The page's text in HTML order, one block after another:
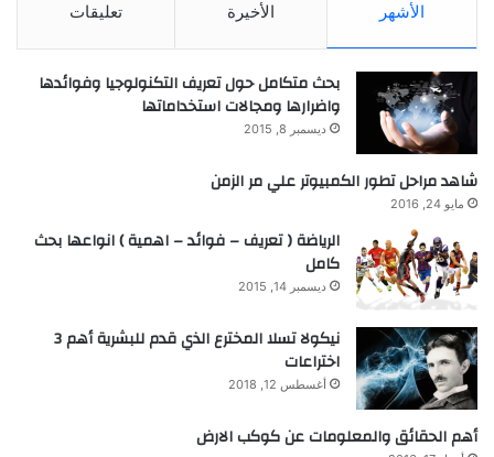
الأشهر الأخيرة تعليقات
بحث متكامل حول تعريف التكنولوجيا وفوائدها
واضرارها ومجالات استخداماتها
ديسمبر 8, 2015
شاهد مراحل تطور الكمبيوتر علي مر الزمن
مايو 24, 2016
الرياضة ( تعريف – فوائد – اهمية ) انواعها بحث
كامل
ديسمبر 14, 2015
نيكولا تسلا المخترع الذي قدم للبشرية أهم 3
اختراعات
أغسطس 12, 2018
أهم الحقائق والمعلومات عن كوكب الارض